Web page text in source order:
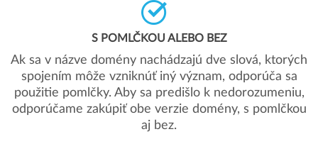
S POMLČKOU ALEBO BEZ
Ak sa v názve domény nachádzajú dve slová, ktorých
spojením môže vzniknúť iný význam, odporúča sa
použitie pomlčky. Aby sa predišlo k nedorozumeniu,
odporúčame zakúpiť obe verzie domény, s pomlčkou
aj bez.